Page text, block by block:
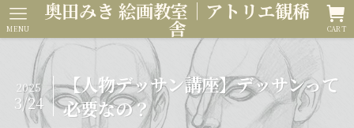
奥田みき 絵画教室｜アトリエ観稀
舎 CART
MENU
【人物デッサン講座】デッサンって
必要なの？
2025
3/24